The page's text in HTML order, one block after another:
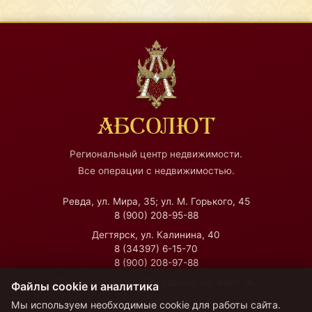
АБСОЛЮТ
Региональный центр недвижимости.
Все операции с недвижимостью.
Ревда, ул. Мира, 35; ул. М. Горького, 45
8 (900) 208-95-88
Дегтярск, ул. Калинина, 40
8 (34397) 6-15-70
8 (900) 208-97-88
Екатеринбург, ул. Посадская, 45, офис 14
Файлы cookie и аналитика
Мы используем необходимые cookie для работы сайта.